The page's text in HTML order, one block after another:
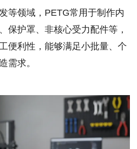
等领域，PETG常用于制作内
保护罩、非核心受力配件等，
便利性，能够满足小批量、个
需求。